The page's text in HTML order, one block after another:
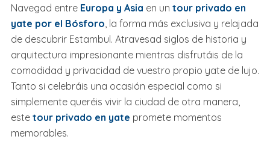
Navegad entre Europa y Asia en un tour privado en
yate por el Bósforo, la forma más exclusiva y relajada
de descubrir Estambul. Atravesad siglos de historia y
arquitectura impresionante mientras disfrutáis de la
comodidad y privacidad de vuestro propio yate de lujo.
Tanto si celebráis una ocasión especial como si
simplemente queréis vivir la ciudad de otra manera,
este tour privado en yate promete momentos
memorables.